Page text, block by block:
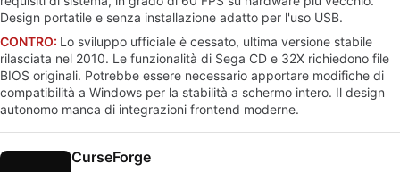
Design portatile e senza installazione adatto per l'uso USB.
CONTRO: Lo sviluppo ufficiale è cessato, ultima versione stabile
rilasciata nel 2010. Le funzionalità di Sega CD e 32X richiedono file
BIOS originali. Potrebbe essere necessario apportare modifiche di
compatibilità a Windows per la stabilità a schermo intero. Il design
autonomo manca di integrazioni frontend moderne.
CurseForge